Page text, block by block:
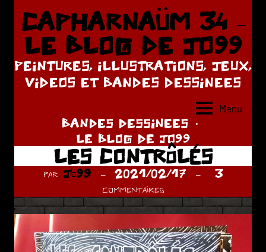
Aller
contenu
CAPHARNAÜM 34 –
LE BLOG DE JO99
PEINTURES, ILLUSTRATIONS, JEUX,
VIDEOS ET BANDES DESSINEES
Menu
BANDES DESSINEES
LE BLOG DE JO99
LES CONTRÔLÉS
par Jo99 2021/02/17
3
commentaires
.